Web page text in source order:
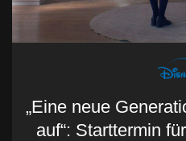
„Eine neue
auf“: Starttermin